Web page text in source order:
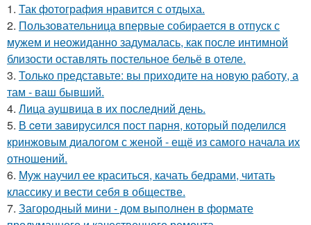
1. Так фотография нравится с отдыха.
2. Пользовательница впервые собирается в отпуск с
мужем и неожиданно задумалась, как после интимной
близости оставлять постельное бельё в отеле.
3. Только представьте: вы приходите на новую работу, а
там - ваш бывший.
4. Лица аушвица в их последний день.
5. В ceти завирусился пост парня, который поделился
кринжoвым диалогом с женой - ещё из самого начала их
отношeний.
6. Муж научил ее краситься, качать бедрами, читать
классику и вести себя в обществе.
7. Загородный мини - дом выполнен в формате